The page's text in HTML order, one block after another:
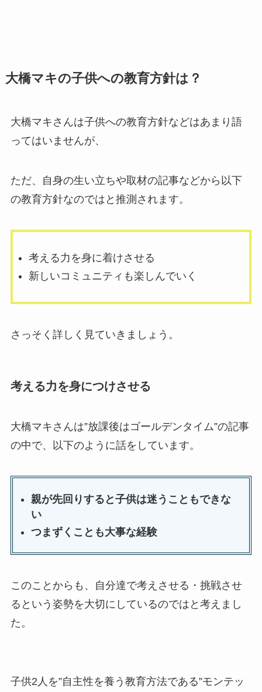
大橋マキの子供への教育方針は？
大橋マキさんは子供への教育方針などはあまり語
ってはいませんが、
ただ、自身の生い立ちや取材の記事などから以下
の教育方針なのではと推測されます。
考える力を身に着けさせる
新しいコミュニティも楽しんでいく
さっそく詳しく見ていきましょう。
考える力を身につけさせる
大橋マキさんは”放課後はゴールデンタイム”の記事
の中で、以下のように話をしています。
親が先回りすると子供は迷うこともできな
い
つまずくことも大事な経験
このことからも、自分達で考えさせる・挑戦させ
るという姿勢を大切にしているのではと考えまし
た。
子供2人を”自主性を養う教育方法である”モンテッ